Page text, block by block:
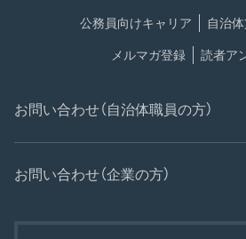
公務員向けキャリア 自治
メルマガ登録 読者ア
お問い合わせ（自治体職員の方）
お問い合わせ（企業の方）